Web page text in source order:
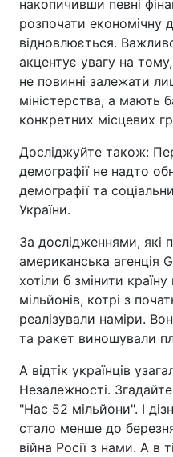
накопичивши певні
розпочати економічну
відновлюється.
акцентує увагу на
не повинні залежати
міністерства, а мають
конкретних місцевих
Досліджуйте також:
демографії не надто
демографії та
України.
За дослідженнями, які
американська агенція
хотіли б змінити
мільйонів, котрі з
реалізували наміри.
та ракет виношували
А відтік українців
Незалежності.
"Нас 52 мільйони". І
стало менше до
війна Росії з нами. А в